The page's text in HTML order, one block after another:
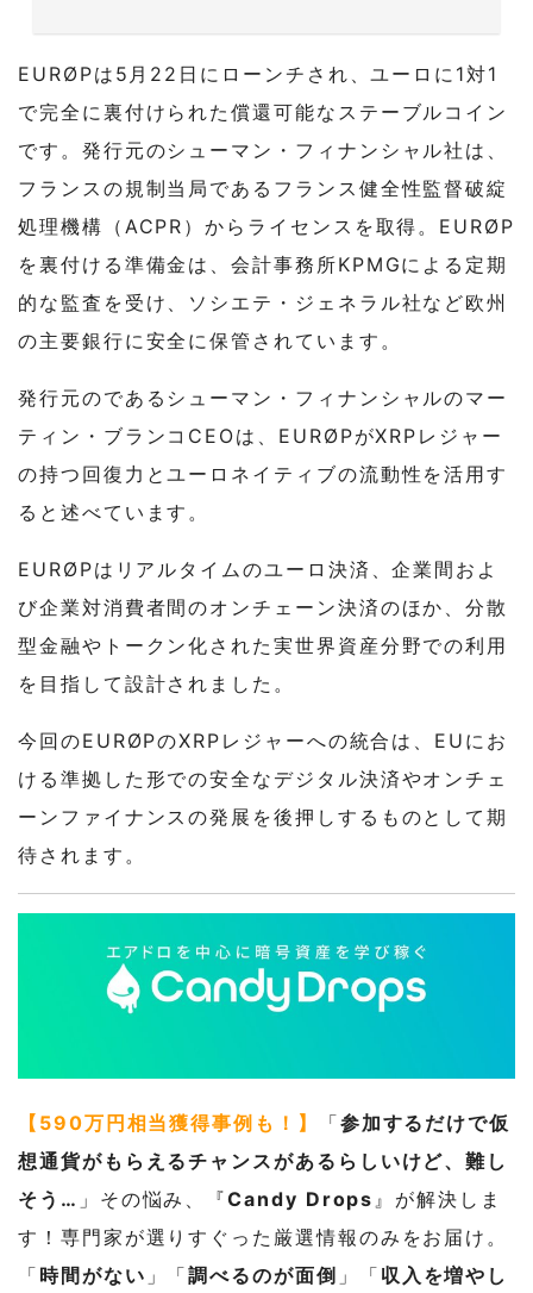
EURØPは5月22日にローンチされ、ユーロに1対1
で完全に裏付けられた償還可能なステーブルコイン
です。発行元のシューマン・フィナンシャル社は、
フランスの規制当局であるフランス健全性監督破綻
処理機構（ACPR）からライセンスを取得。EURØP
を裏付ける準備金は、会計事務所KPMGによる定期
的な監査を受け、ソシエテ・ジェネラル社など欧州
の主要銀行に安全に保管されています。
発行元のであるシューマン・フィナンシャルのマー
ティン・ブランコCEOは、EURØPがXRPレジャー
の持つ回復力とユーロネイティブの流動性を活用す
ると述べています。
EURØPはリアルタイムのユーロ決済、企業間およ
び企業対消費者間のオンチェーン決済のほか、分散
型金融やトークン化された実世界資産分野での利用
を目指して設計されました。
今回のEURØPのXRPレジャーへの統合は、EUにお
ける準拠した形での安全なデジタル決済やオンチェ
ーンファイナンスの発展を後押しするものとして期
待されます。
【590万円相当獲得事例も！】 「参加するだけで仮
想通貨がもらえるチャンスがあるらしいけど、難し
そう… 」その悩み、『Candy Drops 』が解決しま
す！専門家が選りすぐった厳選情報のみをお届け。
「 時間がない 」「調べるのが面倒 」「 収入を増やし